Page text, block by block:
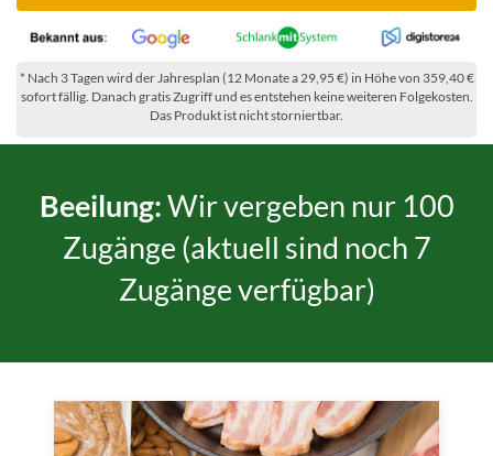
* Nach 3 Tagen wird der Jahresplan (12 Monate a 29,95 €) in Höhe von 359,40 €
sofort fällig. Danach gratis Zugriff und es entstehen keine weiteren Folgekosten.
Das Produkt ist nicht storniertbar.
Beeilung:Wir vergeben nur 100
Zugänge (aktuell sind noch 7
Zugänge verfügbar)